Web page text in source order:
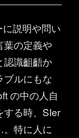
説明や問い
葉の定義や
認識齟齬か
ブルにもな
の中の人自
する時、SIer
特に人に